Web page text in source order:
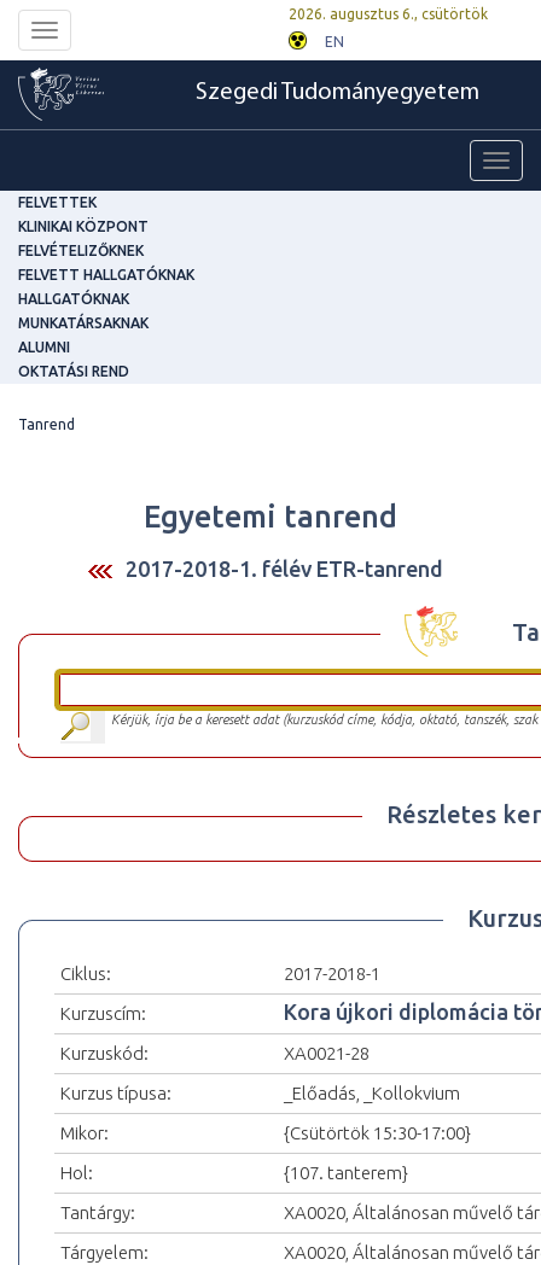
Toggle
navigation
2026. augusztus 6., csütörtök
EN
Szegedi Tudományegyetem
FELVETTEK
KLINIKAI KÖZPONT
FELVÉTELIZŐKNEK
FELVETT HALLGATÓKNAK
HALLGATÓKNAK
MUNKATÁRSAKNAK
ALUMNI
OKTATÁSI REND
Tanrend
Egyetemi tanrend
2017-2018-1. félév ETR-tanrend
Kérjük, írja be a keresett adat (kurzuskód címe, kódja, oktató, tanszék,
Részletes
Ciklus:
2017-2018-1
Kurzuscím:
Kora újkori diplomácia
Kurzuskód:
XA0021-28
Kurzus típusa:
_Előadás, _Kollokvium
Mikor:
{Csütörtök 15:30-17:00}
Hol:
{107. tanterem}
Tantárgy:
XA0020, Általánosan művelő
Tárgyelem:
XA0020, Általánosan művelő